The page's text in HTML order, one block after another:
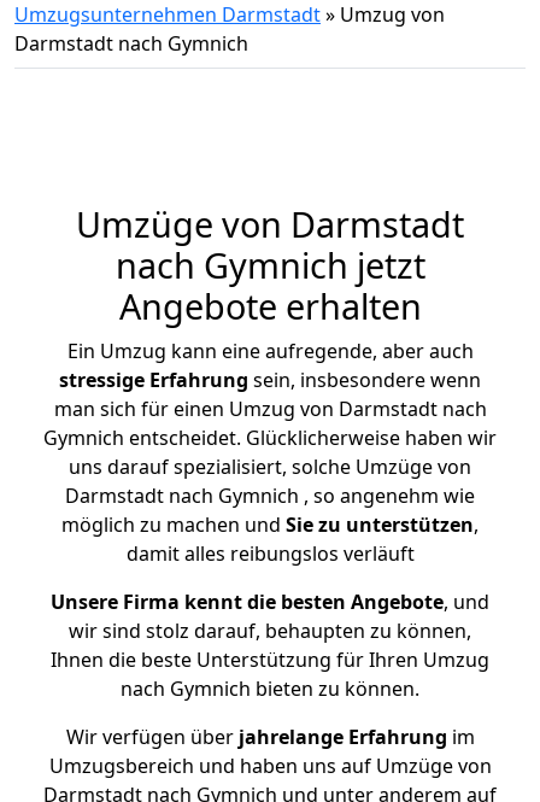
Umzugsunternehmen Darmstadt» Umzug von
Darmstadt nach Gymnich
Umzüge von Darmstadt
nach Gymnich jetzt
Angebote erhalten
Ein Umzug kann eine aufregende, aber auch
stressige Erfahrung sein, insbesondere wenn
man sich für einen Umzug von Darmstadt nach
Gymnich entscheidet. Glücklicherweise haben wir
uns darauf spezialisiert, solche Umzüge von
Darmstadt nach Gymnich , so angenehm wie
möglich zu machen und Sie zu unterstützen,
damit alles reibungslos verläuft
Unsere Firma kennt die besten Angebote, und
wir sind stolz darauf, behaupten zu können,
Ihnen die beste Unterstützung für Ihren Umzug
nach Gymnich bieten zu können.
Wir verfügen überjahrelange Erfahrung im
Umzugsbereich und haben uns auf Umzüge von
Darmstadt nach Gymnich und unter anderem auf